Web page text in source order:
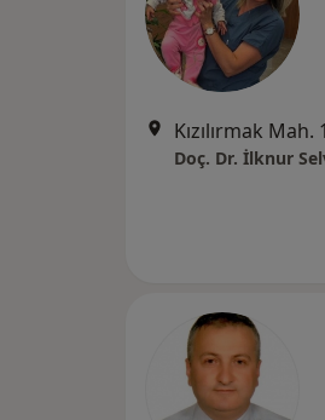
Doç. Dr. İlknur